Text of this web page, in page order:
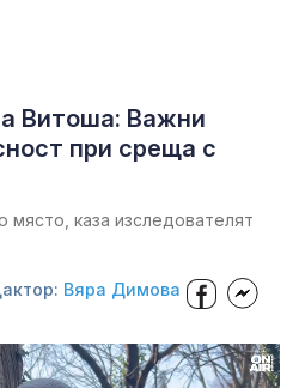
Витоша: Важни
при среща с
място, каза изследователят
Вяра Димова